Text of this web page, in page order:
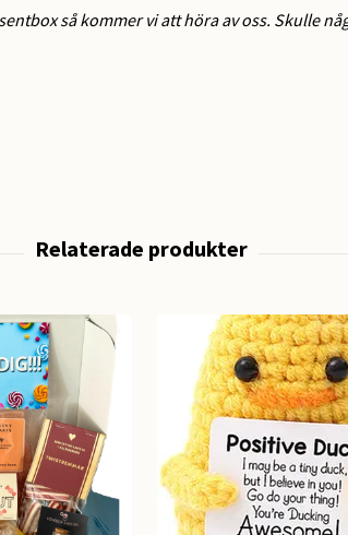
så kommer vi att höra av oss. Skulle